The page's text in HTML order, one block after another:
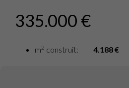
335.000 €
m2 construit: 4.188 €